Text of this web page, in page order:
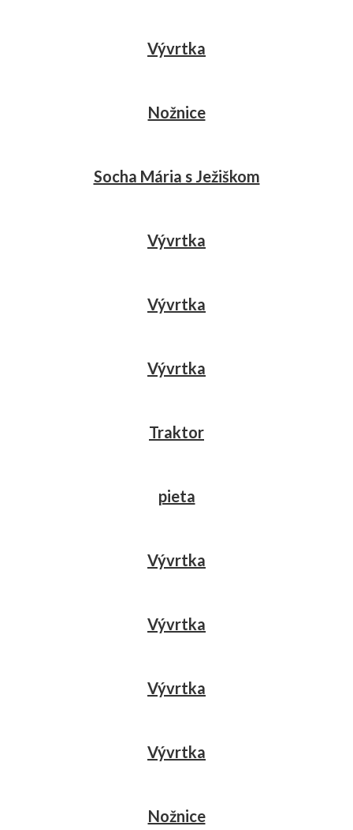
Vývrtka
Nožnice
Socha Mária s Ježiškom
Vývrtka
Vývrtka
Vývrtka
Traktor
pieta
Vývrtka
Vývrtka
Vývrtka
Vývrtka
Nožnice